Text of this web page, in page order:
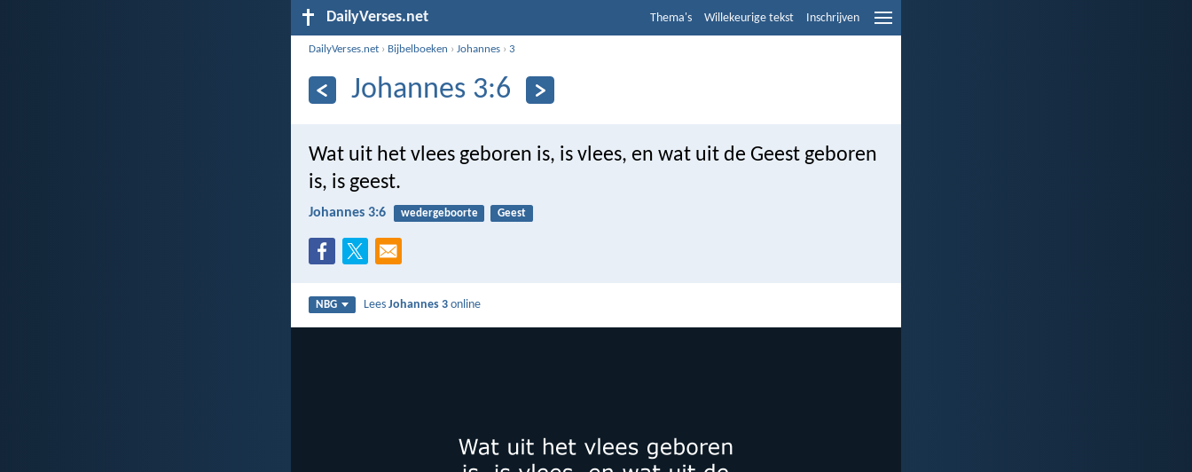
DailyVerses.net Thema's Willekeurige tekst Inschrijven
DailyVerses.net › Bijbelboeken ›Johannes ›3
Johannes 3:6
Wat uit het vlees geboren is, is vlees, en wat uit de Geest geboren
is, is geest.
Johannes 3:6 wedergeboorte Geest
NBG LeesJohannes 3 online